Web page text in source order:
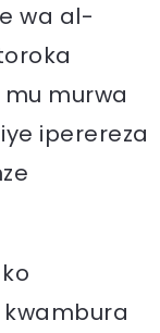
wa al-
murwa
iperereza